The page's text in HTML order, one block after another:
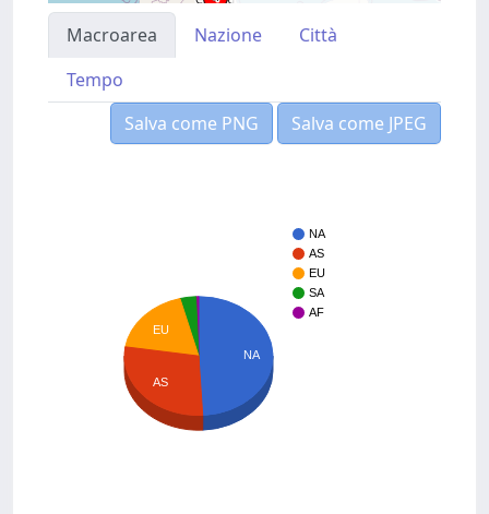
Macroarea Nazione
Città
Tempo
Salva come PNG
Salva come JPEG
NA
AS
EU
SA
AF
NA
EU
AS